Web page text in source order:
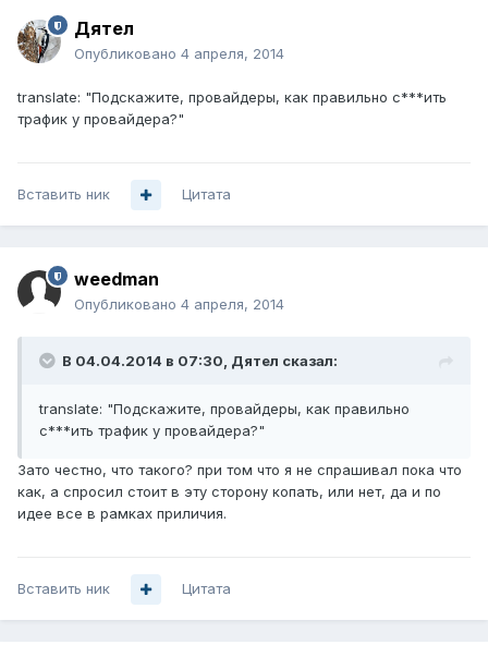
Дятел
Опубликовано 4 апреля, 2014
translate: "Подскажите, провайдеры, как правильно с***ить
трафик у провайдера?"
Вставить ник Цитата
weedman
Опубликовано 4 апреля, 2014
В 04.04.2014 в 07:30, Дятел сказал:
translate: "Подскажите, провайдеры, как правильно
с***ить трафик у провайдера?"
Зато честно, что такого? при том что я не спрашивал пока что
как, а спросил стоит в эту сторону копать, или нет, да и по
идее все в рамках приличия.
Вставить ник Цитата